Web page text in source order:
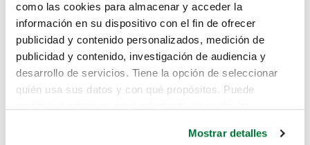
como las cookies para almacenar y acceder la
información en su dispositivo con el fin de ofrecer
publicidad y contenido personalizados, medición de
publicidad y contenido, investigación de audiencia y
desarrollo de servicios. Tiene la opción de seleccionar
quién usa sus datos y con qué propósitos. Puede
Mostrar detalles
Lo sentimos, no sabemos como
te hemos traido hasta aquí.
Pero puedes encontrar el coche que estás
buscando en alguno de estos enlaces: